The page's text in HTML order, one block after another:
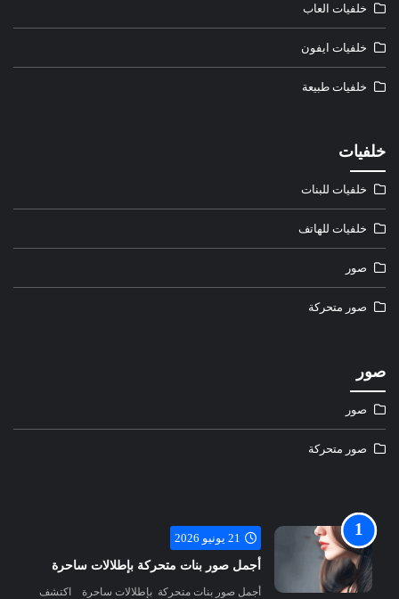
خلفيات العاب
خلفيات ايفون
خلفيات طبيعة
خلفيات
خلفيات للبنات
خلفيات للهاتف
صور
صور متحركة
صور
صور
صور متحركة
21 يونيو 2026
أجمل صور بنات متحركة بإطلالات ساحرة
أجمل صور بنات متحركة بإطلالات ساحرة اكتشف